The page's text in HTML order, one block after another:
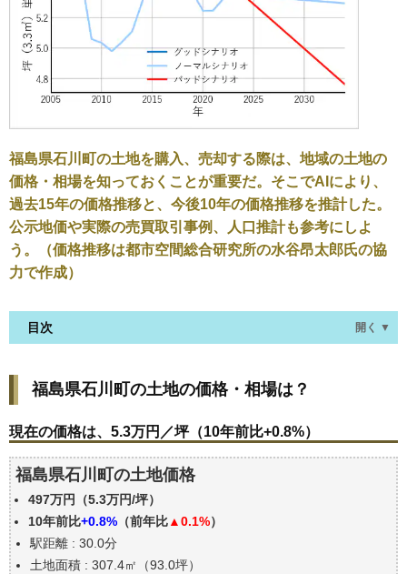
福島県石川町の土地を購入、売却する際は、地域の土地の
価格・相場を知っておくことが重要だ。そこでAIにより、
過去15年の価格推移と、今後10年の価格推移を推計した。
公示地価や実際の売買取引事例、人口推計も参考にしよ
う。（価格推移は都市空間総合研究所の水谷昂太郎氏の協
力で作成）
目次 開く ▼
現在の価格は、5.3万円／坪（10年前比+0.8%）
価格を詳細に分析しよう
福島県石川町の土地の過去の売買事例
公示地価はいくら
エリアの将来性を人口予想から検討しよう
自分の年収でいくらの不動産が買える？
福島県石川町の土地の価格・相場は？
現在の価格は、5.3万円／坪（10年前比+0.8%）
福島県石川町の土地価格
497万円（5.3万円/坪）
10年前比+0.8% （前年比▲0.1%）
駅距離 : 30.0分
土地面積 : 307.4㎡（93.0坪）